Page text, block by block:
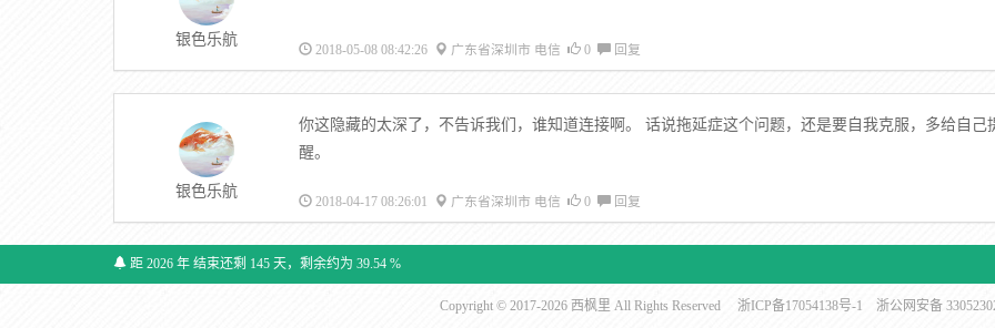
银色乐航
2018-05-08 08:42:26 广东省深圳市 电信 0 回复
银色乐航
你这隐藏的太深了，不告诉我们，谁知道连接啊。 话说拖延症这个问题，还是要自我克服，多给自己
醒。
2018-04-17 08:26:01 广东省深圳市 电信 0 回复
距 2026 年 结束还剩 145 天，剩余约为 39.54 %
Copyright © 2017-2026 西枫里 All Rights Reserved 浙ICP备17054138号-1 浙公网安备